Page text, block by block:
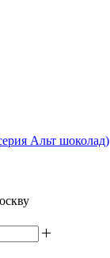
Альт шоколад)